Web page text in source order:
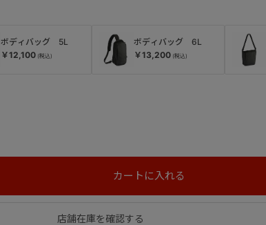
ボディバッグ 5L
￥12,100
ボディバッグ 6L
￥13,200
店舗在庫を確認する